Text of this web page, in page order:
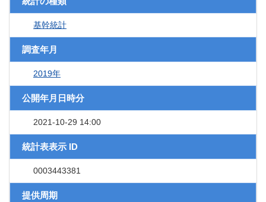
基幹統計
調査年月
2019年
公開年月日時分
2021-10-29 14:00
統計表表示 ID
0003443381
提供周期